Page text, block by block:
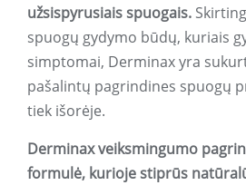
užsispyrusiais spuogais.
spuogų gydymo būdų, kuriais
simptomai, Derminax yra
pašalintų pagrindines spuogų
tiek išorėje.
Derminax veiksmingumo
formulė, kurioje stiprūs